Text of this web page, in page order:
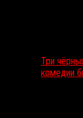
Три
комедии